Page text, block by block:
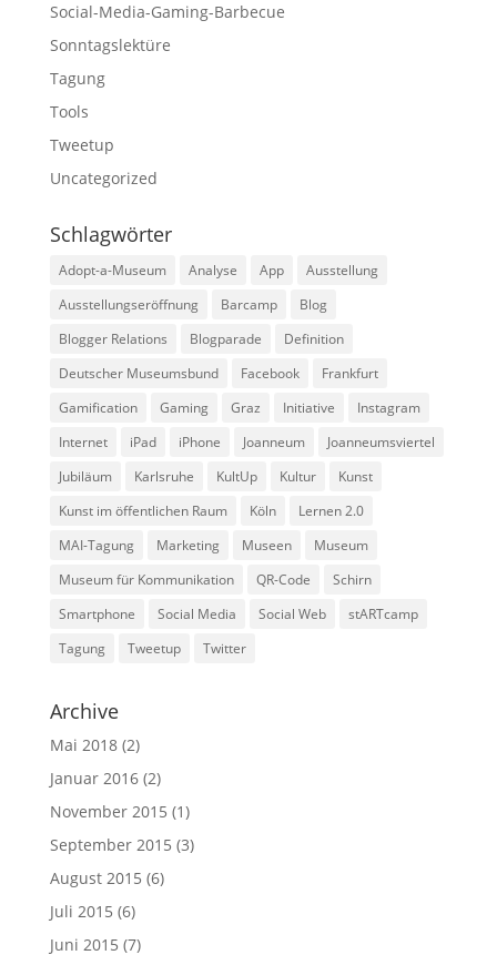
Social-Media-Gaming-Barbecue
Sonntagslektüre
Tagung
Tools
Tweetup
Uncategorized
Schlagwörter
Adopt-a-Museum Analyse App
Ausstellung
Ausstellungseröffnung
Barcamp
Blog
Blogger Relations
Blogparade
Definition
Deutscher Museumsbund
Facebook
Frankfurt
Gamification
Gaming Graz Initiative
Instagram
Internet
iPad iPhone Joanneum
Joanneumsviertel
Jubiläum
Karlsruhe KultUp Kultur
Kunst
Kunst im öffentlichen Raum
Köln
Lernen 2.0
MAI-Tagung
Marketing Museen
Museum
Museum für Kommunikation
QR-Code
Schirn
Smartphone
Social Media Social Web
stARTcamp
Tagung
Tweetup Twitter
Archive
Mai 2018(2)
Januar 2016(2)
November 2015 (1)
September 2015 (3)
August 2015 (6)
Juli 2015 (6)
Juni 2015 (7)